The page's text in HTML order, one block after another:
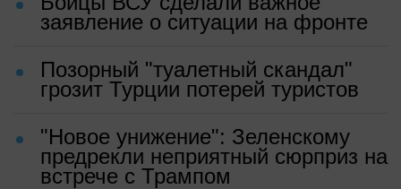
заявление о ситуации на фронте
Позорный "туалетный скандал"
грозит Турции потерей туристов
"Новое унижение": Зеленскому
предрекли неприятный сюрприз на
встрече с Трампом